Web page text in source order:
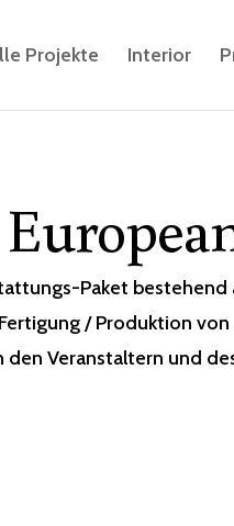
Projekte Interior
Paket
/ Produktion
den Veranstaltern und